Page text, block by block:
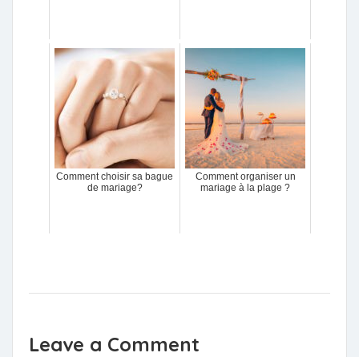
Comment choisir sa bague
de mariage?
Comment organiser un
mariage à la plage ?
Leave a Comment